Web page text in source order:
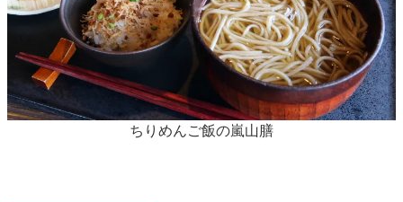
ちりめんご飯の嵐山膳